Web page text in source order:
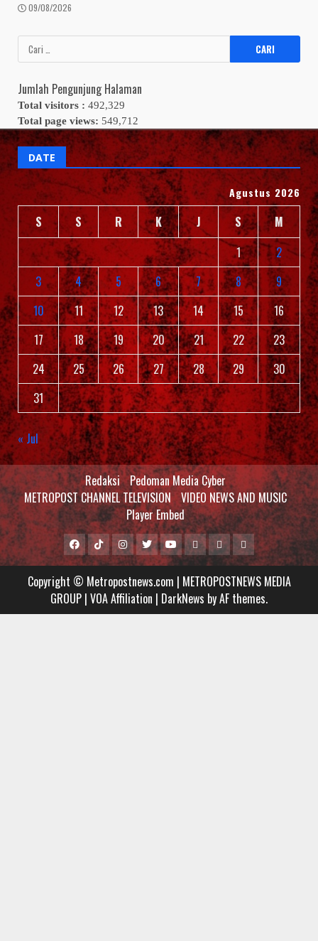
09/08/2026
Cari
untuk:
Jumlah Pengunjung Halaman
Total visitors : 492,329
Total page views: 549,712
DATE
Agustus 2026
S S R K J S
M
1
2
3
4 5 6 7 8
9
10
11 12 13 14 15
16
17
18 19 20 21 22
23
24
25 26 27 28 29
30
31
« Jul
Redaksi Pedoman Media Cyber
METROPOST CHANNEL TELEVISION VIDEO NEWS AND MUSIC
Player Embed
Facebook
Tiktok
Metropostnews
Media
Group
Instagram
TwitterYoutubeMCTVVIDEO
NEWS
AND
MUSIC
Player
Embed
Copyright © Metropostnews.com | METROPOSTNEWS MEDIA
GROUP | VOA Affiliation | DarkNews by AF themes.